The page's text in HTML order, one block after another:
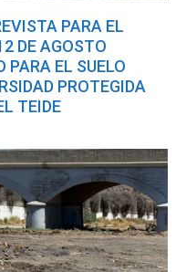
PARA EL
DE AGOSTO
PARA EL SUELO
PROTEGIDA
TEIDE